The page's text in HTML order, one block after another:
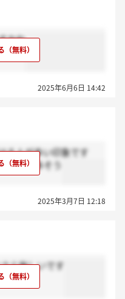
かね
2025年6月6日 14:42
る人が多い印象です
場合も多そう
2025年3月7日 12:18
ら悔しいです